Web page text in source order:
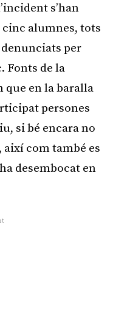
s’han
alumnes, tots
denunciats per
Fonts de la
que en la baralla
persones
si bé encara no
com també es
desembocat en